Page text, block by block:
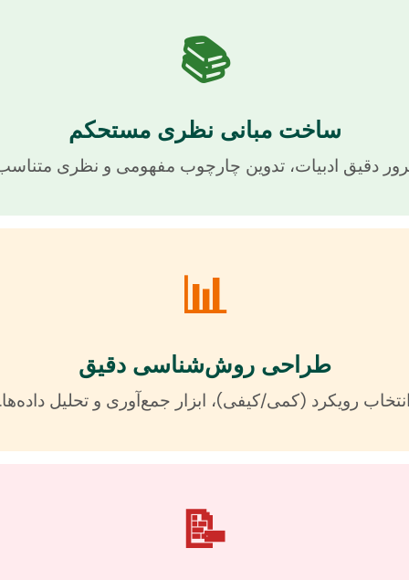
📚
ساخت مبانی نظری مستحکم
دقیق ادبیات، تدوین چارچوب مفهومی و نظری
📊
طراحی روش‌شناسی دقیق
رویکرد (کمی/کیفی)، ابزار جمع‌آوری و تحلیل
📝